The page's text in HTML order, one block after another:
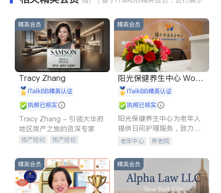
精英会员
Tracy Zhang
iTalkBB精英认证
执照已核实
Tracy Zhang - 引领大华府
地区房产之旅的资深专家
地产经纪
地产经纪
商铺租售
开发商建商
精英会员
阳光保健养生中心 World
shine
iTalkBB精英认证
执照已核实
阳光保健养生中心为老年人
提供日间护理服务，致力于
通过持续的护理创新来有效
老年中心 养老院
精英会员 精英会员